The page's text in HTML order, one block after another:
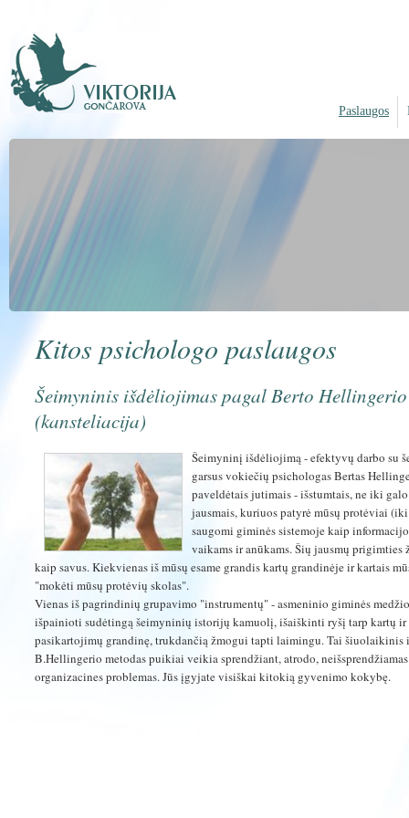
Paslaugos
Kitos psichologo paslaugos
Šeimyninis išdėliojimas pagal Berto
(kansteliacija)
Šeimyninį išdėliojimą - efektyvų darbo su
garsus vokiečių psichologas Bertas
paveldėtais jutimais - išstumtais, ne iki
jausmais, kuriuos patyrė mūsų protėviai
saugomi giminės sistemoje kaip
vaikams ir anūkams. Šių jausmų
kaip savus. Kiekvienas iš mūsų esame grandis kartų grandinėje ir kartais
"mokėti mūsų protėvių skolas".
Vienas iš pagrindinių grupavimo "instrumentų" - asmeninio giminės
išpainioti sudėtingą šeimyninių istorijų kamuolį, išaiškinti ryšį tarp kartų
pasikartojimų grandinę, trukdančią žmogui tapti laimingu. Tai
B.Hellingerio metodas puikiai veikia sprendžiant, atrodo,
organizacines problemas. Jūs įgyjate visiškai kitokią gyvenimo kokybę.